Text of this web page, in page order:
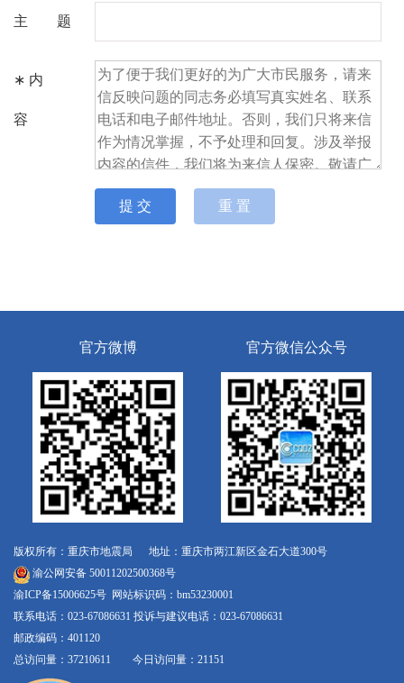
主 题
∗ 内
容
官方微博 官方微信公众号
版权所有：重庆市地震局 地址：重庆市两江新区金石大道300号
渝公网安备 50011202500368号
渝ICP备15006625号 网站标识码：bm53230001
联系电话：023-67086631 投诉与建议电话：023-67086631
邮政编码：401120
总访问量：37210611 今日访问量：21151